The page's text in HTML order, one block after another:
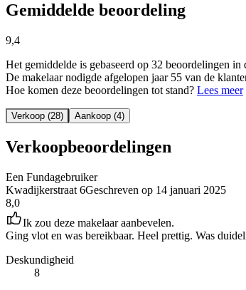
Gemiddelde beoordeling
9,4
Het gemiddelde is gebaseerd op 32 beoordelingen in
De makelaar nodigde afgelopen jaar 55 van de
Hoe komen deze beoordelingen tot stand? Lees meer
Verkoop (28) Aankoop (4)
Verkoopbeoordelingen
Een Fundagebruiker
Kwadijkerstraat 6Geschreven op 14 januari 2025
8,0
Ik zou deze makelaar aanbevelen.
Ging vlot en was bereikbaar. Heel prettig. Was
Deskundigheid
8